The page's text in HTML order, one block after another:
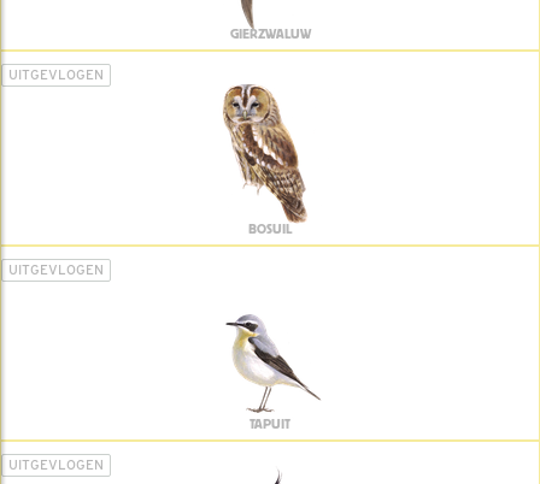
GIERZWALUW
UITGEVLOGEN
BOSUIL
UITGEVLOGEN
TAPUIT
UITGEVLOGEN